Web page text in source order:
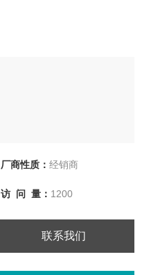
厂商性质： 经销商
访 问 量： 1200
联系我们